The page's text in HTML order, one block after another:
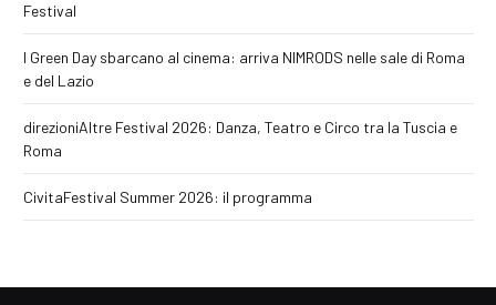
Festival
I Green Day sbarcano al cinema: arriva NIMRODS nelle sale di Roma
e del Lazio
direzioniAltre Festival 2026: Danza, Teatro e Circo tra la Tuscia e
Roma
CivitaFestival Summer 2026: il programma